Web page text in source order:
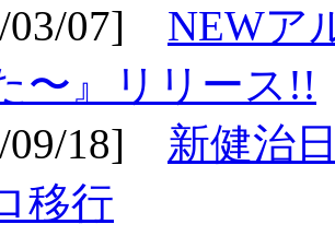
03/07] NEWア
〜』リリース!!
09/18] 新健治
移行